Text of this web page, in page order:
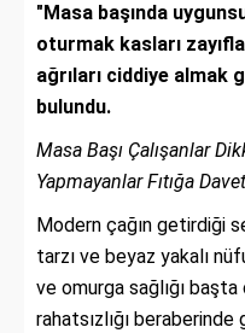
"Masa başında
oturmak kasları
ağrıları ciddiye almak
bulundu.
Masa Başı Çalışanlar
Yapmayanlar Fıtığa
Modern çağın getirdiği
tarzı ve beyaz yakalı
ve omurga sağlığı
rahatsızlığı